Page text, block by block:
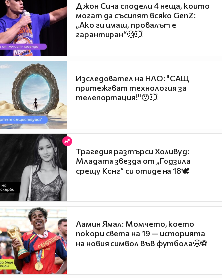
Джон Сина сподели 4 неща, които
могат да съсипят всяко GenZ:
„Ако ги имаш, провалът е
гарантиран“🧐💥
Изследовател на НЛО: "САЩ
притежават технология за
телепортация!"😯💥
Трагедия разтърси Холивуд:
Младата звезда от „Годзила
срещу Конг“ си отиде на 18🕊️
Ламин Ямал: Момчето, което
покори света на 19 — историята
на новия символ във футбола🤩⚽